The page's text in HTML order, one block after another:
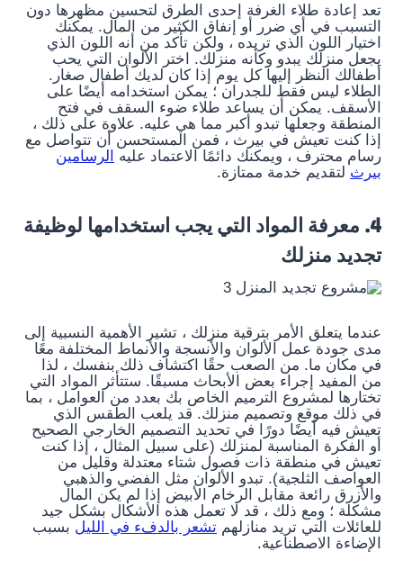
تعد إعادة طلاء الغرفة إحدى الطرق لتحسين مظهرها دون
التسبب في أي ضرر أو إنفاق الكثير من المال. يمكنك
اختيار اللون الذي تريده ، ولكن تأكد من أنه اللون الذي
يجعل منزلك يبدو وكأنه منزلك. اختر الألوان التي يحب
أطفالك النظر إليها كل يوم إذا كان لديك أطفال صغار.
الطلاء ليس فقط للجدران ؛ يمكن استخدامه أيضًا على
الأسقف. يمكن أن يساعد طلاء ضوء السقف في فتح
المنطقة وجعلها تبدو أكبر مما هي عليه. علاوة على ذلك ،
إذا كنت تعيش في بيرث ، فمن المستحسن أن تتواصل مع
رسام محترف ، ويمكنك دائمًا الاعتماد عليه
الرسامين
بيرث لتقديم خدمة ممتازة.
4. معرفة المواد التي يجب استخدامها لوظيفة
تجديد منزلك
عندما يتعلق الأمر بترقية منزلك ، تشير الأهمية النسبية إلى
مدى جودة عمل الألوان والأنسجة والأنماط المختلفة معًا
في مكان ما. من الصعب حقًا اكتشاف ذلك بنفسك ، لذا
من المفيد إجراء بعض الأبحاث مسبقًا. ستتأثر المواد التي
تختارها لمشروع الترميم الخاص بك بعدد من العوامل ، بما
في ذلك موقع وتصميم منزلك. قد يلعب الطقس الذي
تعيش فيه أيضًا دورًا في تحديد التصميم الخارجي الصحيح
أو الفكرة المناسبة لمنزلك (على سبيل المثال ، إذا كنت
تعيش في منطقة ذات فصول شتاء معتدلة وقليل من
العواصف الثلجية). تبدو الألوان مثل الفضي والذهبي
والأزرق رائعة مقابل الرخام الأبيض إذا لم يكن المال
مشكلة ؛ ومع ذلك ، قد لا تعمل هذه الأشكال بشكل جيد
للعائلات التي تريد منازلهم تشعر بالدفء في الليل بسبب
الإضاءة الاصطناعية.